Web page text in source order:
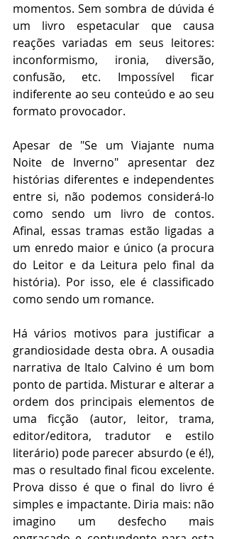
momentos. Sem sombra de dúvida é
um livro espetacular que causa
reações variadas em seus leitores:
inconformismo, ironia, diversão,
confusão, etc. Impossível ficar
indiferente ao seu conteúdo e ao seu
formato provocador.
Apesar de "Se um Viajante numa
Noite de Inverno" apresentar dez
histórias diferentes e independentes
entre si, não podemos considerá-lo
como sendo um livro de contos.
Afinal, essas tramas estão ligadas a
um enredo maior e único (a procura
do Leitor e da Leitura pelo final da
história). Por isso, ele é classificado
como sendo um romance.
Há vários motivos para justificar a
grandiosidade desta obra. A ousadia
narrativa de Italo Calvino é um bom
ponto de partida. Misturar e alterar a
ordem dos principais elementos de
uma ficção (autor, leitor, trama,
editor/editora, tradutor e estilo
literário) pode parecer absurdo (e é!),
mas o resultado final ficou excelente.
Prova disso é que o final do livro é
simples e impactante. Diria mais: não
imagino um desfecho mais